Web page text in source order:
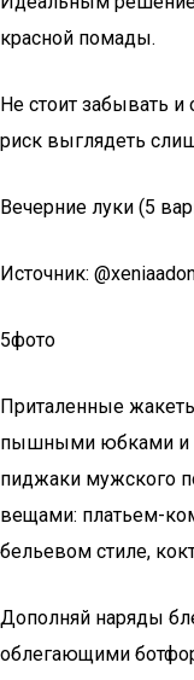
красной помады.
Не стоит забывать и
риск выглядеть
Вечерние луки (5
Источник:
5фото
Приталенные
пышными юбками и
пиджаки мужского
вещами: платьем-
бельевом стиле,
Дополняй наряды
облегающими